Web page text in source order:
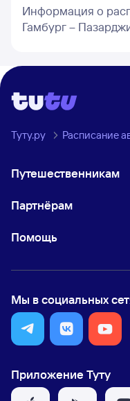
Информация о
Гамбург –
Туту.ру Расписание
Путешественникам
Партнёрам
Помощь
Мы в социальных
Приложение Туту